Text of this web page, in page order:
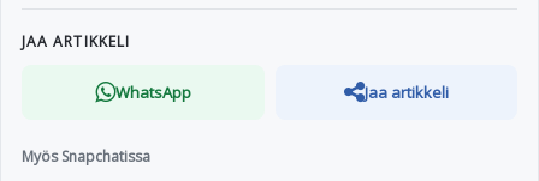
JAA ARTIKKELI
WhatsApp Jaa artikkeli
Myös Snapchatissa